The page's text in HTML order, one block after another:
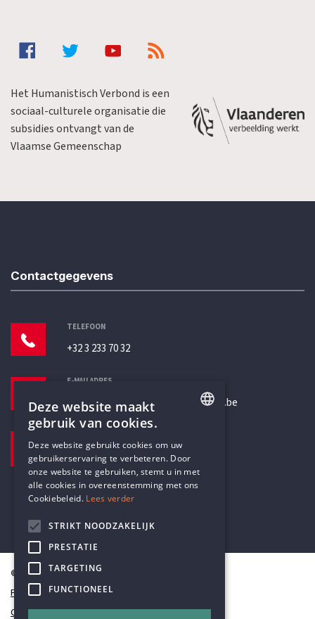
Het Humanistisch Verbond is een
sociaal-culturele organisatie die
subsidies ontvangt van de
Vlaamse Gemeenschap
Contactgegevens
TELEFOON
+32 3 233 70 32
E-MAILADRES
secretariaat@humanistischverbond.be
Pottenbrug 4
Antwerpen, 2000
© Humanistisch Verbond 2026
Privacy
Cookiestatement
DUTCH
Deze website maakt
gebruik van cookies.
Deze website gebruikt cookies om uw
gebruikerservaring te verbeteren. Door
onze website te gebruiken, stemt u in met
alle cookies in overeenstemming met ons
Cookiebeleid. Lees verder
STRIKT NOODZAKELIJK
PRESTATIE
TARGETING
FUNCTIONEEL